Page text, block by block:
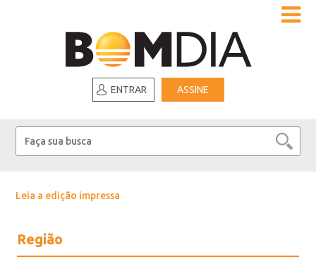
ENTRAR ASSINE
Leia a edição impressa
Região